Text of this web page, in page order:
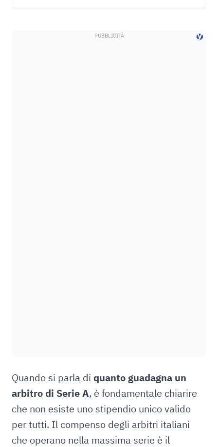
Quando si parla di quanto guadagna un
arbitro di Serie A, è fondamentale chiarire
che non esiste uno stipendio unico valido
per tutti. Il compenso degli arbitri italiani
che operano nella massima serie è il